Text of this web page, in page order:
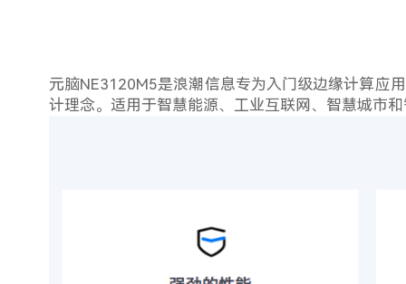
元脑NE3120M5是浪潮信息专为入门级边缘计算应
计理念。适用于智慧能源、工业互联网、智慧城市